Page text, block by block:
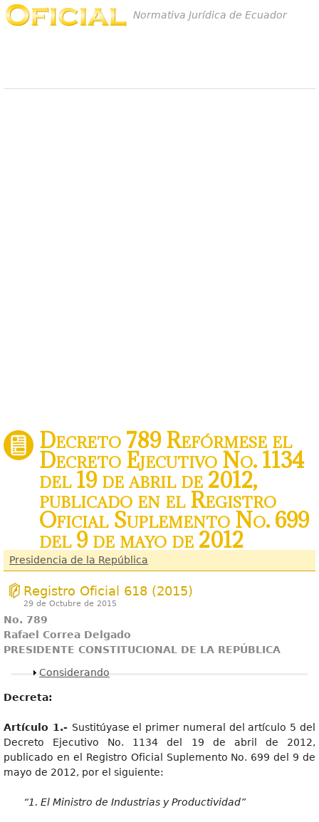
Normativa Jurídica de Ecuador
Decreto 789 Refórmese el
Decreto Ejecutivo No. 1134
del 19 de abril de 2012,
publicado en el Registro
Oficial Suplemento No. 699
del 9 de mayo de 2012
Presidencia de la República
Registro Oficial 618 (2015)
29 de Octubre de 2015
No. 789
Rafael Correa Delgado
PRESIDENTE CONSTITUCIONAL DE LA REPÚBLICA
Mostrar
Considerando
Decreta:
Artículo 1.- Sustitúyase el primer numeral del artículo 5 del
Decreto Ejecutivo No. 1134 del 19 de abril de 2012,
publicado en el Registro Oficial Suplemento No. 699 del 9 de
mayo de 2012, por el siguiente:
“1. El Ministro de Industrias y Productividad”